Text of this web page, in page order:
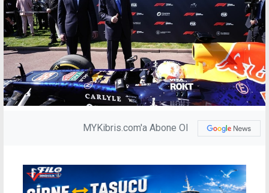
MYKibris.com'a Abone Ol